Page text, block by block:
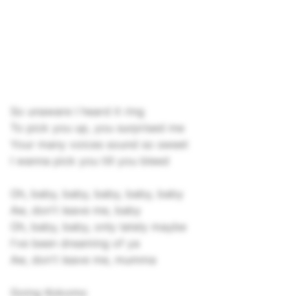
So unaware I heard it ring
To pick you up, you surprised me
Your many voices sound so sweet
I wanna pick you till you bleed
Oh, baby, baby, baby, baby, baby
Aw, don't leavе me, baby
Oh, baby, baby, only lately maybe
I'vе been dreaming of ya
Aw, don't leave me, mumma
Going Kokomo